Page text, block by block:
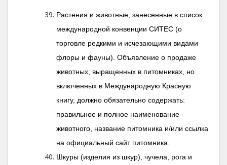
Растения и животные, занесенные в список
международной конвенции СИТЕС (о
торговле редкими и исчезающими видами
флоры и фауны). Объявление о продаже
животных, выращенных в питомниках, но
включенных в Международную Красную
книгу, должно обязательно содержать:
правильное и полное наименование
животного, название питомника и/или ссылка
на официальный сайт питомника.
Шкуры (изделия из шкур), чучела, рога и